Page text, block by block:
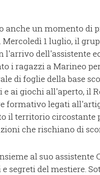
anche un momento di
Mercoledì 1 luglio, il
l'arrivo dell'assistente
i ragazzi a Marineo
di foglie della base
e ai giochi all'aperto, il
formativo legati
il territorio
che rischiano di
al suo
segreti del mestiere.